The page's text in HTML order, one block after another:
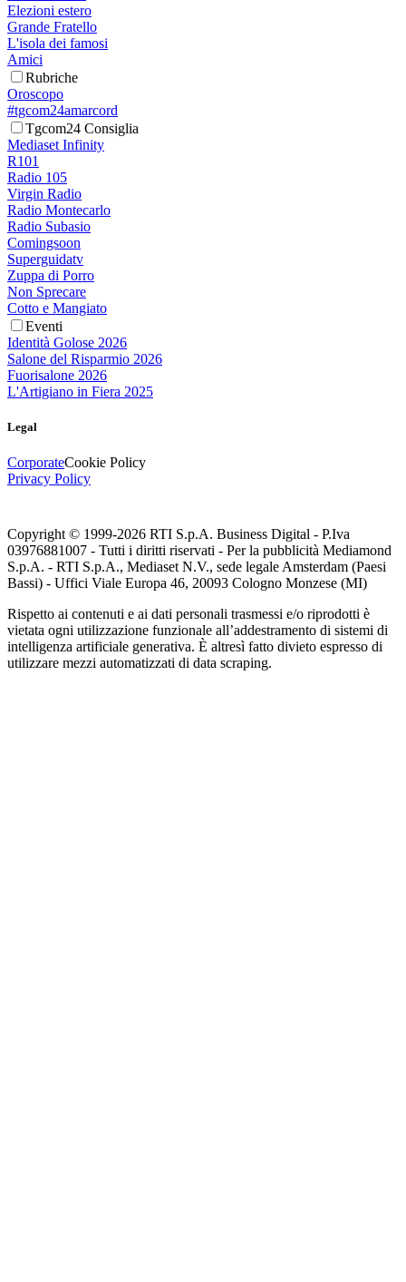
Elezioni estero
Grande Fratello
L'isola dei famosi
Amici
Rubriche
Oroscopo
#tgcom24amarcord
Tgcom24 Consiglia
Mediaset Infinity
R101
Radio 105
Virgin Radio
Radio Montecarlo
Radio Subasio
Comingsoon
Superguidatv
Zuppa di Porro
Non Sprecare
Cotto e Mangiato
Eventi
Identità Golose 2026
Salone del Risparmio 2026
Fuorisalone 2026
L'Artigiano in Fiera 2025
Legal
CorporateCookie Policy
Privacy Policy
Copyright © 1999-2026 RTI S.p.A. Business Digital - P.Iva
03976881007 - Tutti i diritti riservati - Per la pubblicità Mediamond
S.p.A. - RTI S.p.A., Mediaset N.V., sede legale Amsterdam (Paesi
Bassi) - Uffici Viale Europa 46, 20093 Cologno Monzese (MI)
Rispetto ai contenuti e ai dati personali trasmessi e/o riprodotti è
vietata ogni utilizzazione funzionale all’addestramento di sistemi di
intelligenza artificiale generativa. È altresì fatto divieto espresso di
utilizzare mezzi automatizzati di data scraping.